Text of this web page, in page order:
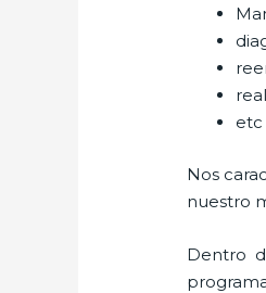
etc
Nos
nuestro
Dentro